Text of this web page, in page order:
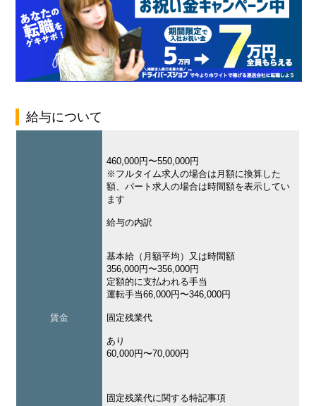
給与について
賃金
460,000円〜550,000円
※フルタイム求人の場合は月額に換算した
額、パート求人の場合は時間額を表示してい
ます
給与の内訳
基本給（月額平均）又は時間額
356,000円〜356,000円
定額的に支払われる手当
運転手当66,000円〜346,000円
固定残業代
あり
60,000円〜70,000円
固定残業代に関する特記事項